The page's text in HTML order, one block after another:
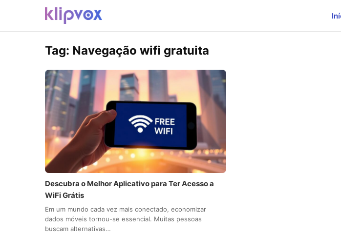
Tag: Navegação wifi gratuita
Descubra o Melhor Aplicativo para Ter Acesso a
WiFi Grátis
Em um mundo cada vez mais conectado, economizar
dados móveis tornou-se essencial. Muitas pessoas
buscam alternativas…